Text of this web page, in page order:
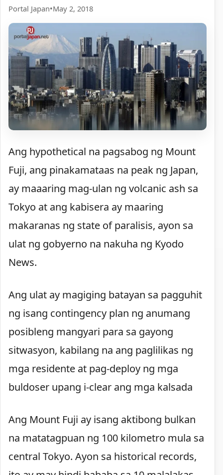
Portal Japan•May 2, 2018
Ang hypothetical na pagsabog ng Mount
Fuji, ang pinakamataas na peak ng Japan,
ay maaaring mag-ulan ng volcanic ash sa
Tokyo at ang kabisera ay maaring
makaranas ng state of paralisis, ayon sa
ulat ng gobyerno na nakuha ng Kyodo
News.
Ang ulat ay magiging batayan sa pagguhit
ng isang contingency plan ng anumang
posibleng mangyari para sa gayong
sitwasyon, kabilang na ang paglilikas ng
mga residente at pag-deploy ng mga
buldoser upang i-clear ang mga kalsada
Ang Mount Fuji ay isang aktibong bulkan
na matatagpuan ng 100 kilometro mula sa
central Tokyo. Ayon sa historical records,